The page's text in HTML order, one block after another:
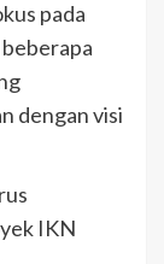
pada
dengan visi
IKN